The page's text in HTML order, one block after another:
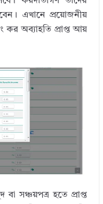
এখানে প্রয়োজনীয়
কর অব্যাহতি প্রাপ্ত আয়
সঞ্চয়পত্র হতে প্রাপ্ত